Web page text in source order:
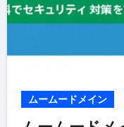
ムームードメイン